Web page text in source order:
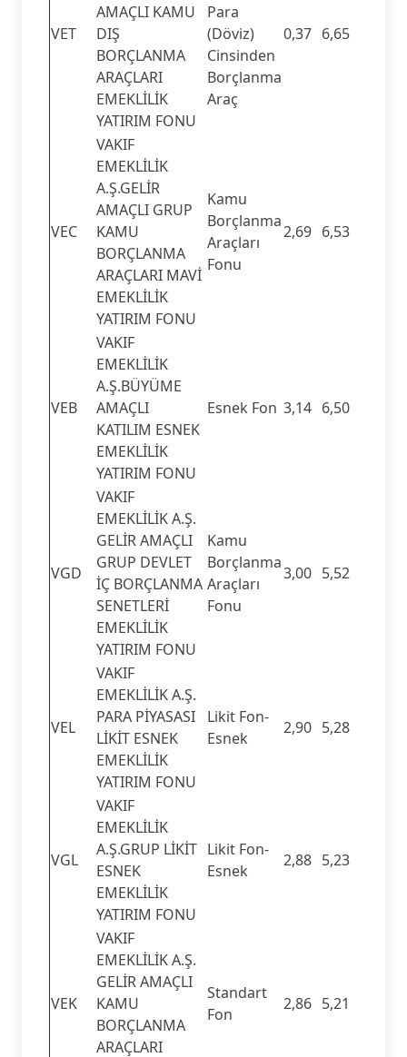
VET
AMAÇLI KAMU
DIŞ
BORÇLANMA
ARAÇLARI
EMEKLİLİK
YATIRIM FONU
Para
(Döviz)
Cinsinden
Borçlanma
Araç
0,37 6,65
VEC
VAKIF
EMEKLİLİK
A.Ş.GELİR
AMAÇLI GRUP
KAMU
BORÇLANMA
ARAÇLARI MAVİ
EMEKLİLİK
YATIRIM FONU
Kamu
Borçlanma
Araçları
Fonu
2,69 6,53
VEB
VAKIF
EMEKLİLİK
A.Ş.BÜYÜME
AMAÇLI
KATILIM ESNEK
EMEKLİLİK
YATIRIM FONU
Esnek Fon 3,14 6,50
VGD
VAKIF
EMEKLİLİK A.Ş.
GELİR AMAÇLI
GRUP DEVLET
İÇ BORÇLANMA
SENETLERİ
EMEKLİLİK
YATIRIM FONU
Kamu
Borçlanma
Araçları
Fonu
3,00 5,52
VEL
VAKIF
EMEKLİLİK A.Ş.
PARA PİYASASI
LİKİT ESNEK
EMEKLİLİK
YATIRIM FONU
Likit Fon-
Esnek
2,90 5,28
VGL
VAKIF
EMEKLİLİK
A.Ş.GRUP LİKİT
ESNEK
EMEKLİLİK
YATIRIM FONU
Likit Fon-
Esnek
2,88 5,23
VEK
VAKIF
EMEKLİLİK A.Ş.
GELİR AMAÇLI
KAMU
BORÇLANMA
ARAÇLARI
Standart
Fon
2,86 5,21